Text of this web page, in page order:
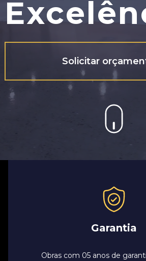
Solicitar
Garantia
Obras com 05 anos de